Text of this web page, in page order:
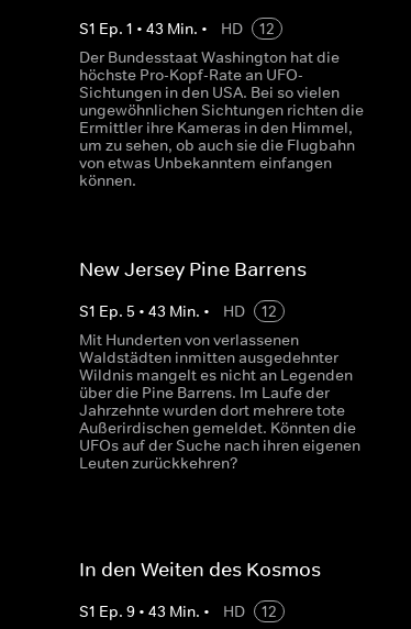
S1 Ep. 1 • 43 Min. • HD
12
Der Bundesstaat Washington hat die
höchste Pro-Kopf-Rate an UFO-
Sichtungen in den USA. Bei so vielen
ungewöhnlichen Sichtungen richten die
Ermittler ihre Kameras in den Himmel,
um zu sehen, ob auch sie die Flugbahn
von etwas Unbekanntem einfangen
können.
New Jersey Pine Barrens
S1 Ep. 5 • 43 Min. • HD
12
Mit Hunderten von verlassenen
Waldstädten inmitten ausgedehnter
Wildnis mangelt es nicht an Legenden
über die Pine Barrens. Im Laufe der
Jahrzehnte wurden dort mehrere tote
Außerirdischen gemeldet. Könnten die
UFOs auf der Suche nach ihren eigenen
Leuten zurückkehren?
In den Weiten des Kosmos
S1 Ep. 9 • 43 Min. • HD
12